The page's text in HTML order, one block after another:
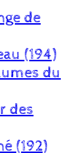
de
(194)
du
des
(192)